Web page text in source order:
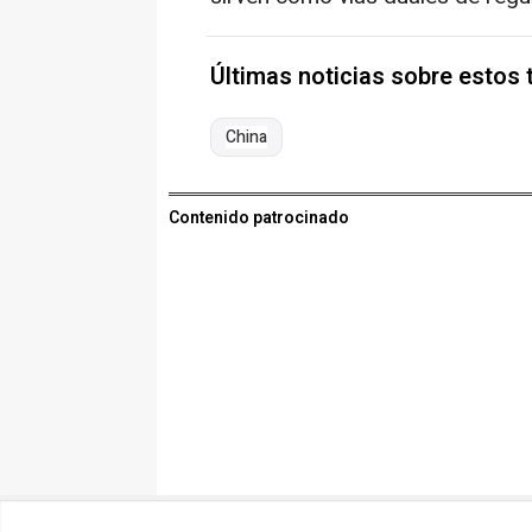
Últimas noticias sobre estos
China
Contenido patrocinado